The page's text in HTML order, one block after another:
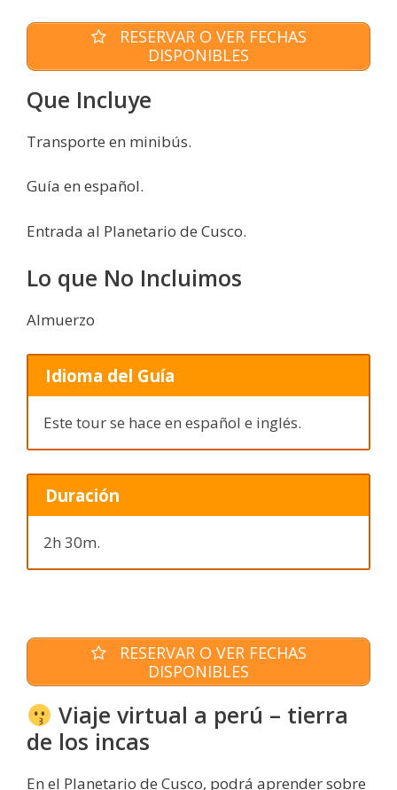
RESERVAR O VER FECHAS
DISPONIBLES
Que Incluye
Transporte en minibús.
Guía en español.
Entrada al Planetario de Cusco.
Lo que No Incluimos
Almuerzo
Idioma del Guía
Este tour se hace en español e inglés.
Duración
2h 30m.
RESERVAR O VER FECHAS
DISPONIBLES
Viaje virtual a perú – tierra
de los incas
En el Planetario de Cusco, podrá aprender sobre